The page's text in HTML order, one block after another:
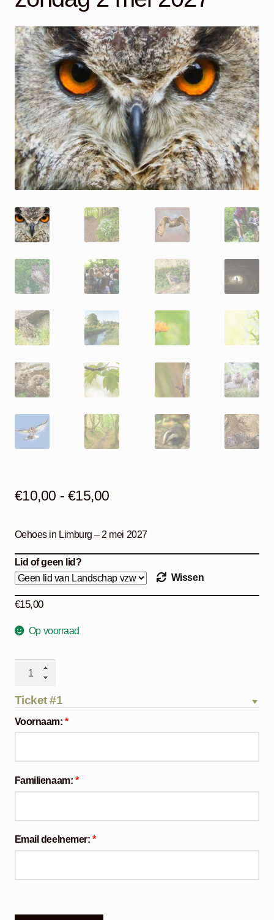
Mijn account
€10,00 - €15,00Prijsklasse:
tot
Oehoes in Limburg – 2 mei 2027
Lid of geen lid?
Wissen
€15,00
Op voorraad
Oehoes
Limburg
zondag
mei
aantal
Ticket #1
Voornaam:*
Familienaam: *
Email deelnemer: *